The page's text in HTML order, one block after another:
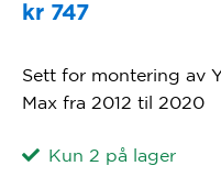
kr747
Sett for montering av
Max fra 2012 til 2020
Kun 2 på lager